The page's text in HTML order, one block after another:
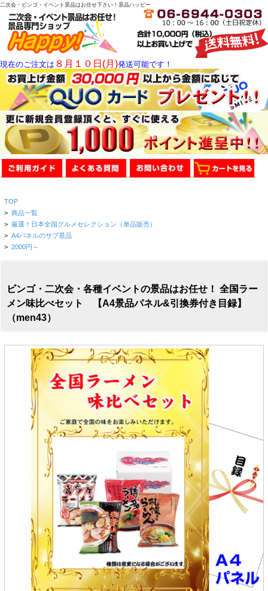
二次会・ビンゴ・イベント景品はお任せ下さい！景品ハッピー
現在のご注文は ８月１０日(月)発送可能です！
TOP
> 商品一覧
> 厳選！日本全国グルメセレクション（単品販売）
> A4パネルのサブ景品
> 2000円～
ビンゴ・二次会・各種イベントの景品はお任せ！ 全国ラー
メン味比べセット 【A4景品パネル&引換券付き目録】
（men43）